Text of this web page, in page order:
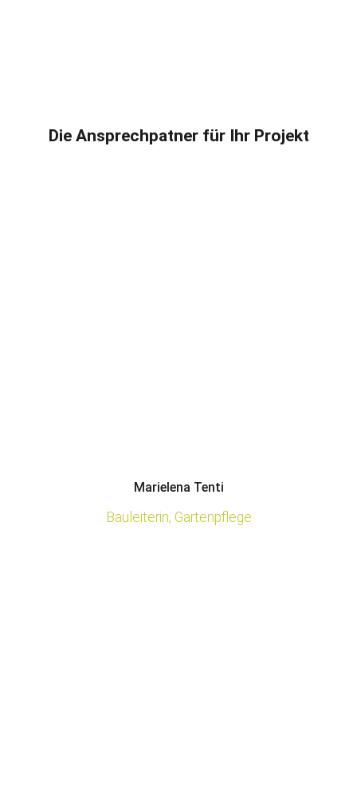
Die Ansprechpatner für Ihr Projekt
Marielena Tenti
Bauleiterin, Gartenpflege